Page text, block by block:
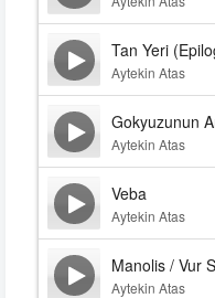
Tan Yeri
Aytekin Atas
Gokyuzunun
Aytekin Atas
Veba
Aytekin Atas
Manolis / Vur
Aytekin Atas